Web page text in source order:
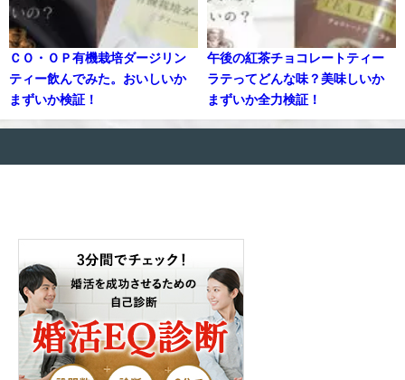
ＣＯ・ＯＰ有機栽培ダージリン
ティー飲んでみた。おいしいか
まずいか検証！
午後の紅茶チョコレートティー
ラテってどんな味？美味しいか
まずいか全力検証！